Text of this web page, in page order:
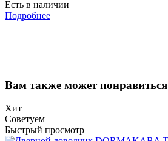
Есть в наличии
Подробнее
Вам также может понравиться
Хит
Советуем
Быстрый просмотр